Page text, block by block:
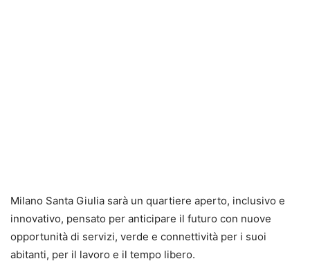
Milano Santa Giulia sarà un quartiere aperto, inclusivo e
innovativo, pensato per anticipare il futuro con nuove
opportunità di servizi, verde e connettività per i suoi
abitanti, per il lavoro e il tempo libero.